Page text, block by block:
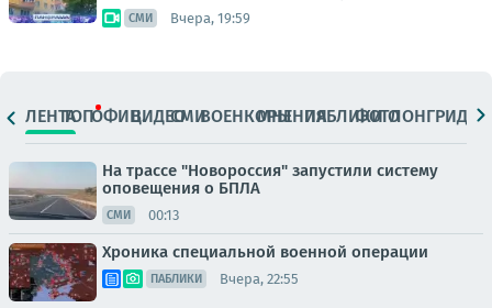
СМИ Вчера, 19:59
ЛЕНТАТОПОФИЦ.ВИДЕОСМИВОЕНКОРЫМНЕНИЯПАБЛИКИ
ФОТОЛОНГРИДЫ
На трассе "Новороссия" запустили систему
оповещения о БПЛА
СМИ 00:13
Хроника специальной военной операции
ПАБЛИКИ Вчера, 22:55